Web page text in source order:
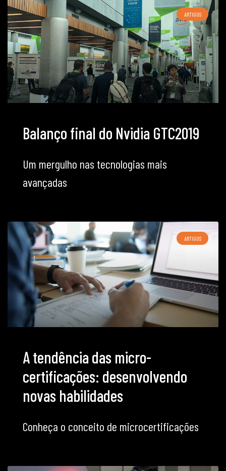
ARTIGOS
Balanço final do Nvidia GTC2019
Um mergulho nas tecnologias mais
avançadas
ARTIGOS
A tendência das micro-
certificações: desenvolvendo
novas habilidades
Conheça o conceito de microcertificações